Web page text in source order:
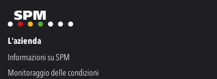
L'azienda
Informazioni su SPM
Monitoraggio delle condizioni